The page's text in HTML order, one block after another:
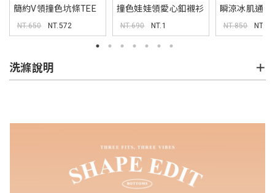
簡約V領撞色坑條TEE
NT.650 NT.572
撞色娃娃領愛心釦襯衫
MISS
NT.690 NT.1
瞬涼冰肌通
NT.850 NT.1
洗滌說明